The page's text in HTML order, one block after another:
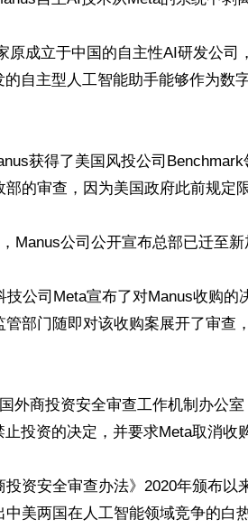
原成立于中国的自主性AI研发公司
的自主型人工智能助手能够作为数
获得了美国风投公司
部的审查，因为美国政府此前规定
Manus公司公开宣布总部已迁至
技公司Meta宣布了对Manus收购
管部门随即对该收购案展开了审查
外商投资安全审查工作机制办公
投资的决定，并要求Meta取消收
投资安全审查办法》2020年颁布
美两国在人工智能领域竞争的白热